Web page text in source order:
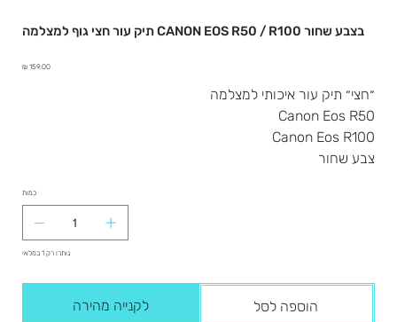
תיק עור חצי גוף למצלמה CANON EOS R50 / R100 בצבע שחור
מחיר ‏159.00 ‏₪
״חצי״ תיק עור איכותי למצלמה
Canon Eos R50
Canon Eos R100
צבע שחור
כמות
נותרו רק 1 במלאי
הוספה לסל לקנייה מהירה